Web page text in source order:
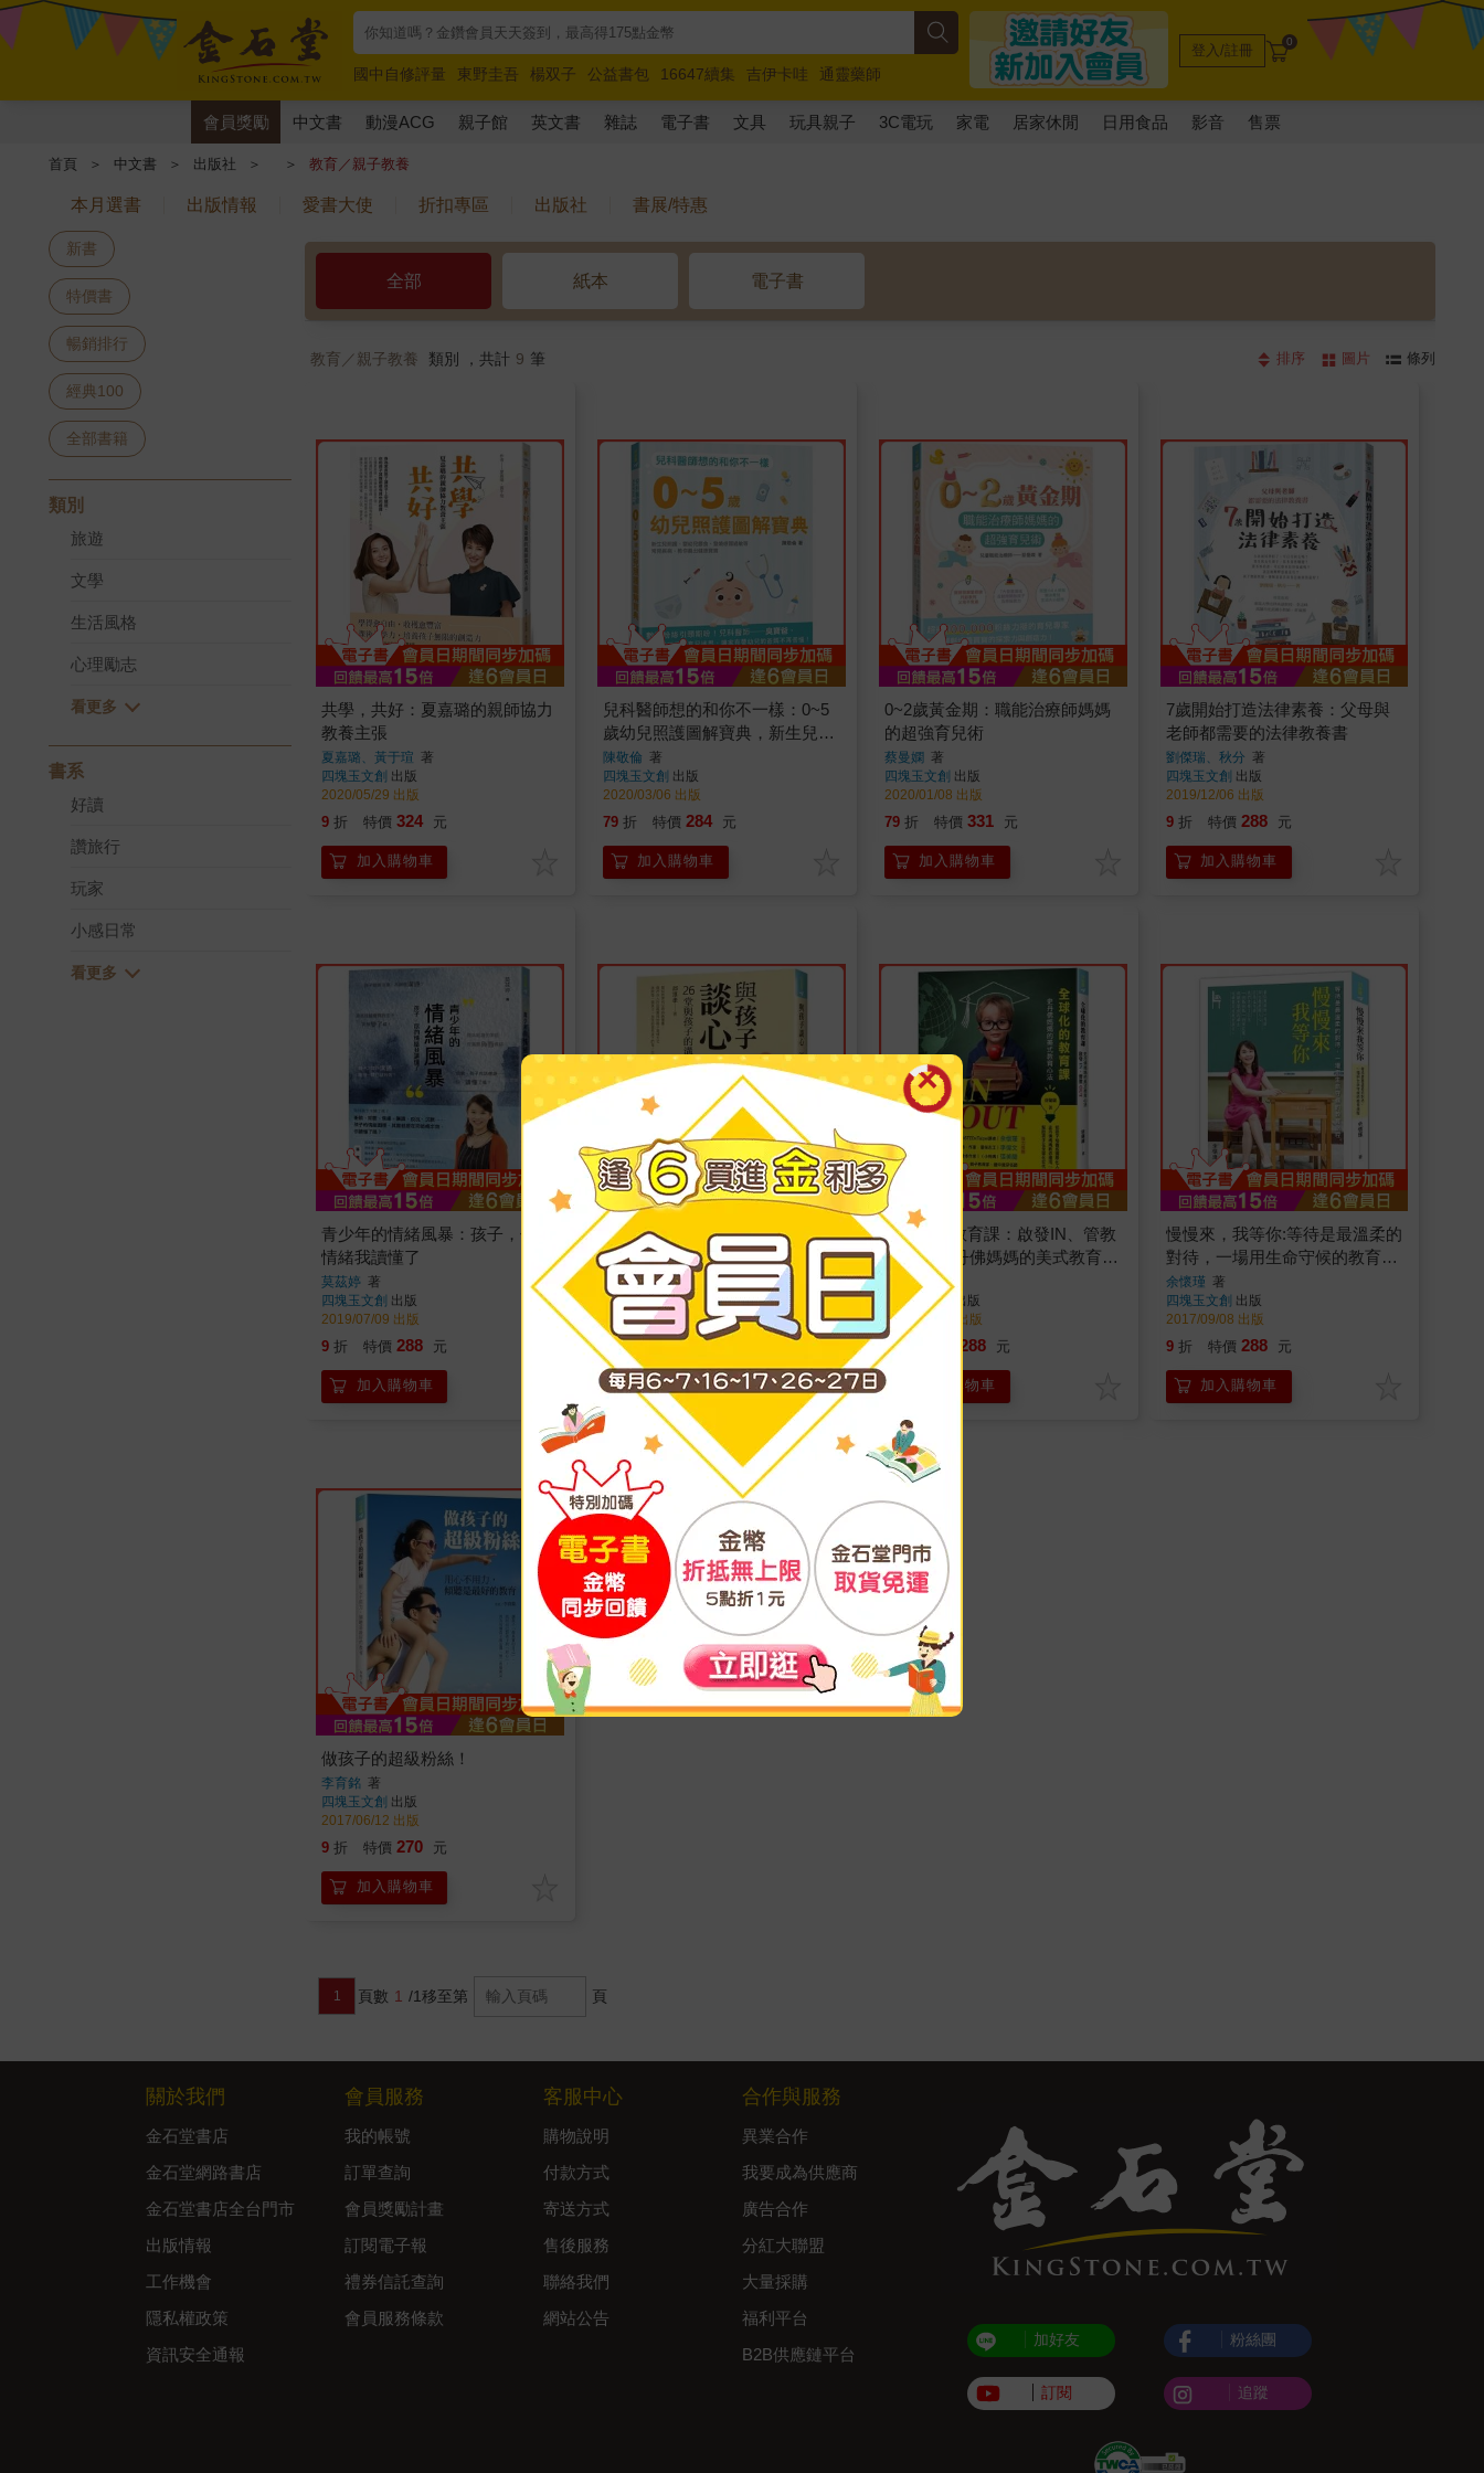
國中自修評量 東野圭吾 楊双子 公益書包 16647續集 吉伊卡哇
通靈藥師
唯紅花綻放
奧德賽 路邊攤新作 馬斯克 玩具總動員5 超慢跑
登入/註冊 0
會員獎勵 中文書 動漫ACG 親子館 英文書 雜誌 電子書 文具 玩具親子 3C電玩 家電 居家休閒 日用食品 影音 售票
首頁 ＞ 中文書 ＞ 出版社 ＞ ＞ 教育／親子教養
本月選書 出版情報 愛書大使 折扣專區 出版社 書展/特惠
新書
特價書
暢銷排行
經典100
全部書籍
類別
旅遊
文學
生活風格
心理勵志
書系
好讀
讚旅行
玩家
小感日常
全部 紙本 電子書
教育／親子教養 類別 ，共計 9 筆 排序 圖片 條列
共學，共好：夏嘉璐的親師協力
教養主張
夏嘉璐、黃于瑄 著
四塊玉文創 出版
2020/05/29 出版
9 折 特價 324 元
加入購物車
兒科醫師想的和你不一樣：0~5
歲幼兒照護圖解寶典，新生兒照
護、嬰幼兒餵食、發燒感冒過敏
等常見疾病
陳敬倫 著
四塊玉文創 出版
2020/03/06 出版
79 折 特價 284 元
加入購物車
0~2歲黃金期：職能治療師媽媽
的超強育兒術
蔡曼嫻 著
四塊玉文創 出版
2020/01/08 出版
79 折 特價 331 元
加入購物車
7歲開始打造法律素養：父母與
老師都需要的法律教養書
劉傑瑞、秋分 著
四塊玉文創 出版
2019/12/06 出版
9 折 特價 288 元
加入購物車
青少年的情緒風暴：孩子，你的
情緒我讀懂了
莫茲婷 著
四塊玉文創 出版
2019/07/09 出版
9 折 特價 288 元
加入購物車
與孩子，談心：26堂與孩子的溝
通課
邱淳孝著
四塊玉文創出版
2018/03/07 出版
折 特價 315
加入購物車
全球化的教育課：啟發IN、管教
OUT，史丹佛媽媽的美式教育心
唐蘭蘭 著
四塊玉文創
出版
2018/02/08 出版
9 折 288 元
加入購物車
慢慢來，我等你:等待是最溫柔的
對待，一場用生命守候的教育旅
程
余懷瑾 著
四塊玉文創 出版
2017/09/08 出版
9 折 特價 288 元
加入購物車
做孩子的超級粉絲！
李育銘 著
四塊玉文創 出版
2017/06/12 出版
9 折 特價 270 元
加入購物車
1 頁數 1 /1移至第 頁
關於我們
金石堂書店
金石堂網路書店
金石堂書店全台門市
出版情報
工作機會
隱私權政策
資訊安全通報
會員服務
我的帳號
訂單查詢
會員獎勵計畫
訂閱電子報
禮券信託查詢
會員服務條款
客服中心
購物說明
付款方式
寄送方式
售後服務
聯絡我們
網站公告
合作與服務
異業合作
我要成為供應商
廣告合作
分紅大聯盟
大量採購
福利平台
B2B供應鏈平台
加好友
訂閱
粉絲團
追蹤